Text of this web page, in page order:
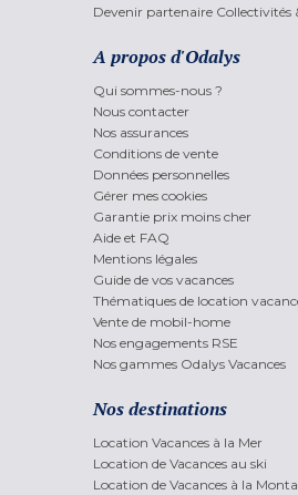
Devenir partenaire Collectivités
A propos d'Odalys
Qui sommes-nous ?
Nous contacter
Nos assurances
Conditions de vente
Données personnelles
Gérer mes cookies
Garantie prix moins cher
Aide et FAQ
Mentions légales
Guide de vos vacances
Thématiques de location
Vente de mobil-home
Nos engagements RSE
Nos gammes Odalys Vacances
Nos destinations
Location Vacances à la Mer
Location de Vacances au ski
Location de Vacances à la